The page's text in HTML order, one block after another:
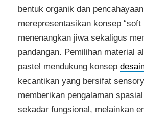
bentuk organik dan
merepresentasikan konsep “soft
menenangkan jiwa sekaligus
pandangan. Pemilihan material
pastel mendukung konsep
kecantikan yang bersifat
memberikan pengalaman
sekadar fungsional, melainkan